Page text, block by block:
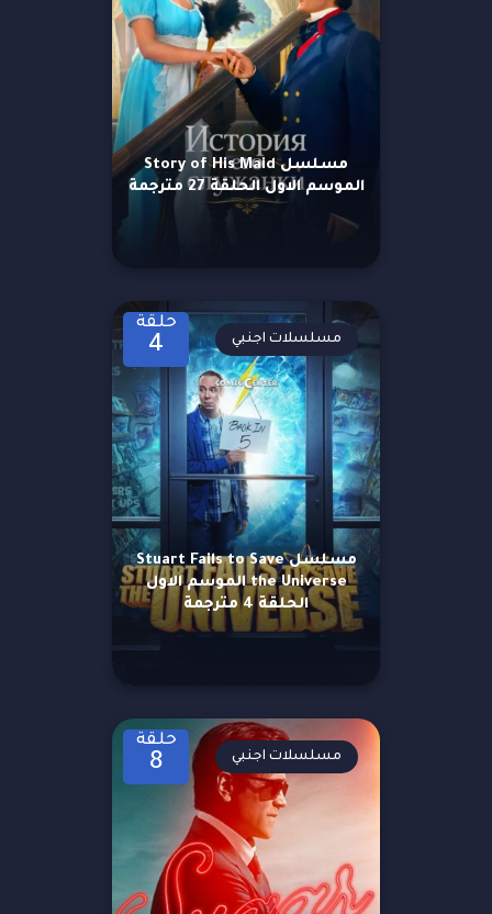
مسلسل Story of His Maid
الموسم الاول الحلقة 27 مترجمة
حلقة
4
مسلسل Stuart Fails to Save
the Universe الموسم الاول
الحلقة 4 مترجمة
مسلسلات اجنبي
حلقة
8 مسلسلات اجنبي